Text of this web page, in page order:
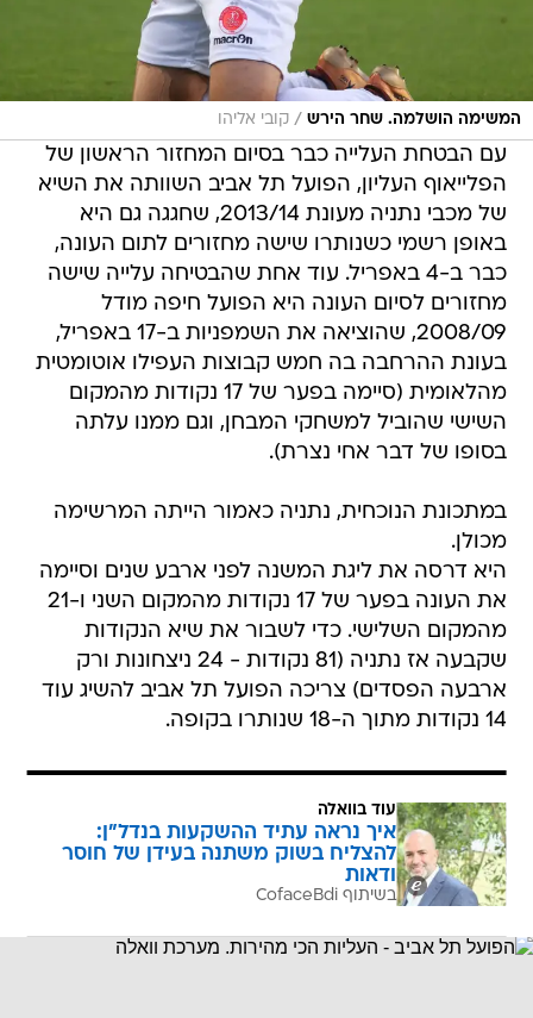
המשימה הושלמה. שחר הירש / קובי אליהו
עם הבטחת העלייה כבר בסיום המחזור הראשון של
הפלייאוף העליון, הפועל תל אביב השוותה את השיא
של מכבי נתניה מעונת 2013/14, שחגגה גם היא
באופן רשמי כשנותרו שישה מחזורים לתום העונה,
כבר ב-4 באפריל. עוד אחת שהבטיחה עלייה שישה
מחזורים לסיום העונה היא הפועל חיפה מודל
2008/09, שהוציאה את השמפניות ב-17 באפריל,
בעונת ההרחבה בה חמש קבוצות העפילו אוטומטית
מהלאומית (סיימה בפער של 17 נקודות מהמקום
השישי שהוביל למשחקי המבחן, וגם ממנו עלתה
בסופו של דבר אחי נצרת).
במתכונת הנוכחית, נתניה כאמור הייתה המרשימה
מכולן.
היא דרסה את ליגת המשנה לפני ארבע שנים וסיימה
את העונה בפער של 17 נקודות מהמקום השני ו-21
מהמקום השלישי. כדי לשבור את שיא הנקודות
שקבעה אז נתניה (81 נקודות - 24 ניצחונות ורק
ארבעה הפסדים) צריכה הפועל תל אביב להשיג עוד
14 נקודות מתוך ה-18 שנותרו בקופה.
עוד בוואלה
איך נראה עתיד ההשקעות בנדל"ן:
להצליח בשוק משתנה בעידן של חוסר
ודאות
בשיתוף CofaceBdi